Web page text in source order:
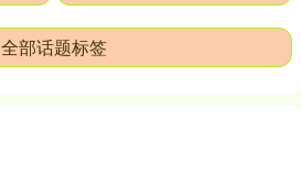
全部话题标签